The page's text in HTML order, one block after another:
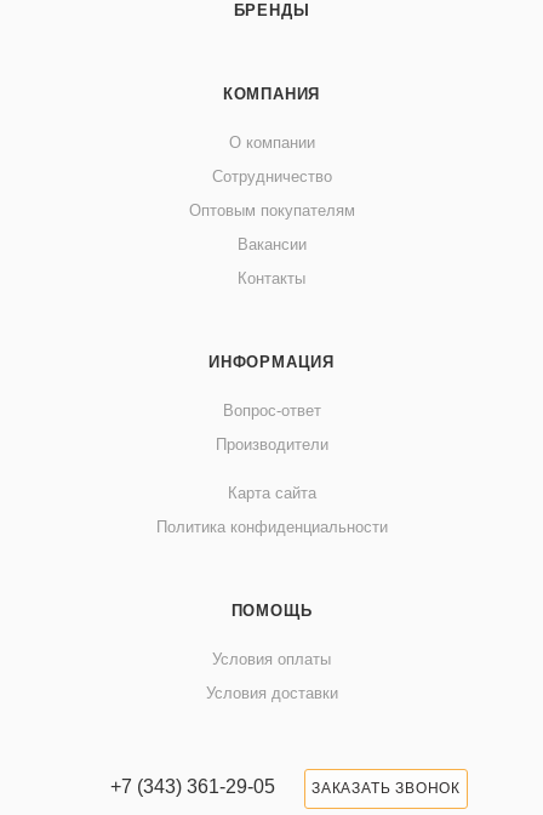
БРЕНДЫ
КОМПАНИЯ
О компании
Сотрудничество
Оптовым покупателям
Вакансии
Контакты
ИНФОРМАЦИЯ
Вопрос-ответ
Производители
Карта сайта
Политика конфиденциальности
ПОМОЩЬ
Условия оплаты
Условия доставки
+7 (343) 361-29-05 ЗАКАЗАТЬ ЗВОНОК